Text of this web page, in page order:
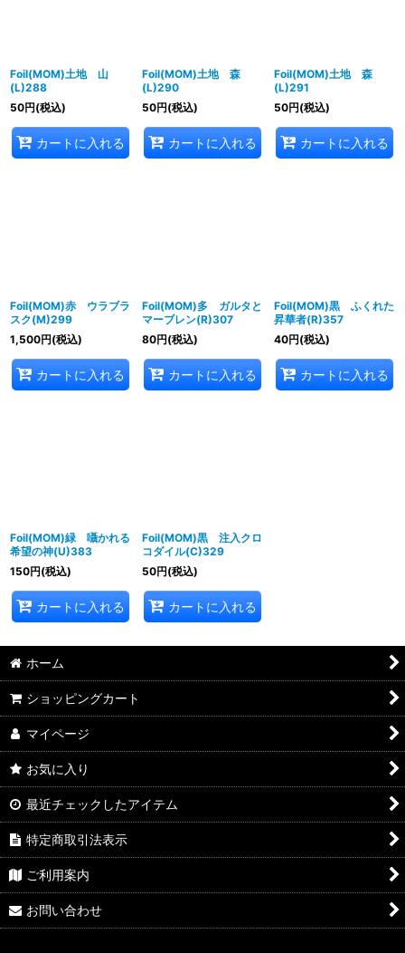
Foil(MOM)土地 山
(L)288
50円(税込)
カートに入れる
Foil(MOM)土地 森
(L)290
50円(税込)
カートに入れる
Foil(MOM)土地 森
(L)291
50円(税込)
カートに入れる
Foil(MOM)赤 ウラブラ
スク(M)299
1,500円(税込)
カートに入れる
Foil(MOM)多 ガルタと
マーブレン(R)307
80円(税込)
カートに入れる
Foil(MOM)黒 ふくれた
昇華者(R)357
40円(税込)
カートに入れる
Foil(MOM)緑 囁かれる
希望の神(U)383
150円(税込)
カートに入れる
Foil(MOM)黒 注入クロ
コダイル(C)329
50円(税込)
カートに入れる
ホーム
ショッピングカート
マイページ
お気に入り
最近チェックしたアイテム
特定商取引法表示
ご利用案内
お問い合わせ